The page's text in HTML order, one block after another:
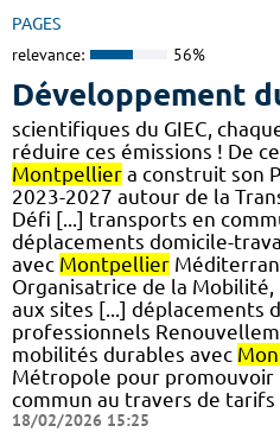
PAGES
relevance: 56%
Développement
scientifiques du GIEC,
réduire ces émissions ! De
Montpellier a construit son
2023-2027 autour de la
Défi [...] transports en
déplacements domicile-
avec Montpellier
Organisatrice de la
aux sites [...] déplacements
professionnels
mobilités durables avec
Métropole pour promouvoir
commun au travers de
18/02/2026 15:25